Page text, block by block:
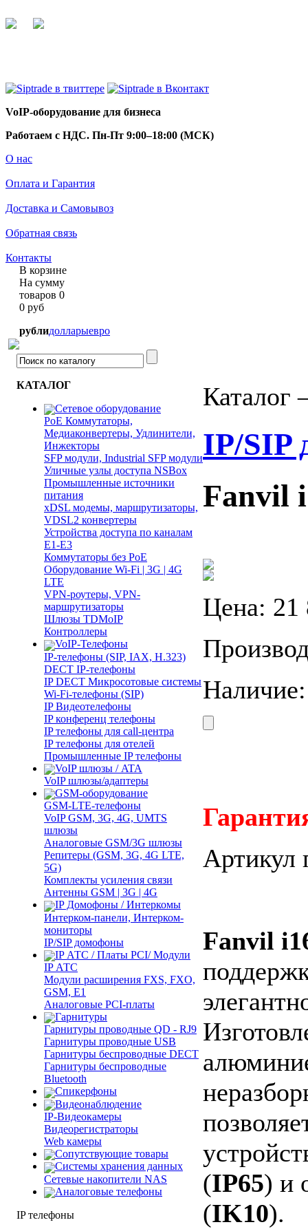
VoIP-оборудование для бизнеса
Работаем с НДС. Пн-Пт 9:00–18:00 (МСК)
О нас
Оплата и Гарантия
Доставка и Самовывоз
Обратная связь
Контакты
В корзине
На сумму
товаров 0
0 руб
рублидолларыевро
КАТАЛОГ
Сетевое оборудование
PoE Коммутаторы,
Медиаконвертеры, Удлинители,
Инжекторы
SFP модули, Industrial SFP модули
Уличные узлы доступа NSBox
Промышленные источники
питания
xDSL модемы, маршрутизаторы,
VDSL2 конвертеры
Устройства доступа по каналам
E1-E3
Коммутаторы без PoE
Оборудование Wi-Fi | 3G | 4G
LTE
VPN-роутеры, VPN-
маршрутизаторы
Шлюзы TDMoIP
Контроллеры
VoIP-Телефоны
IP-телефоны (SIP, IAX, H.323)
DECT IP-телефоны
IP DECT Микросотовые системы
Wi-Fi-телефоны (SIP)
IP Видеотелефоны
IP конференц телефоны
IP телефоны для call-центра
IP телефоны для отелей
Промышленные IP телефоны
VoIP шлюзы / ATA
VoIP шлюзы/адаптеры
GSM-оборудование
GSM-LTE-телефоны
VoIP GSM, 3G, 4G, UMTS
шлюзы
Аналоговые GSM/3G шлюзы
Репитеры (GSM, 3G, 4G LTE,
5G)
Комплекты усиления связи
Антенны GSM | 3G | 4G
IP Домофоны / Интеркомы
Интерком-панели, Интерком-
мониторы
IP/SIP домофоны
IP АТС / Платы PCI/ Модули
IP АТС
Модули расширения FXS, FXO,
GSM, E1
Аналоговые PCI-платы
Гарнитуры
Гарнитуры проводные QD - RJ9
Гарнитуры проводные USB
Гарнитуры беспроводные DECT
Гарнитуры беспроводные
Bluetooth
Спикерфоны
Видеонаблюдение
IP-Видеокамеры
Видеорегистраторы
Web камеры
Сопутствующие товары
Cистемы хранения данных
Сетевые накопители NAS
Аналоговые телефоны
IP телефоны
Каталог
IP/SIP
Fanvil
Цена: 21
Артикул
Fanvil
(IP65) и
(IK10).